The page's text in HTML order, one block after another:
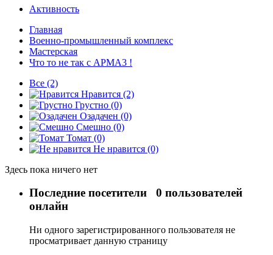
Активность
Главная
Военно-промышленный комплекс
Мастерская
Что то не так с АРМА3 !
Все (2)
Нравится (2)
Грустно (0)
Озадачен (0)
Смешно (0)
Томат (0)
Не нравится (0)
Здесь пока ничего нет
Последние посетители 0 пользователей
онлайн
Ни одного зарегистрированного пользователя не
просматривает данную страницу